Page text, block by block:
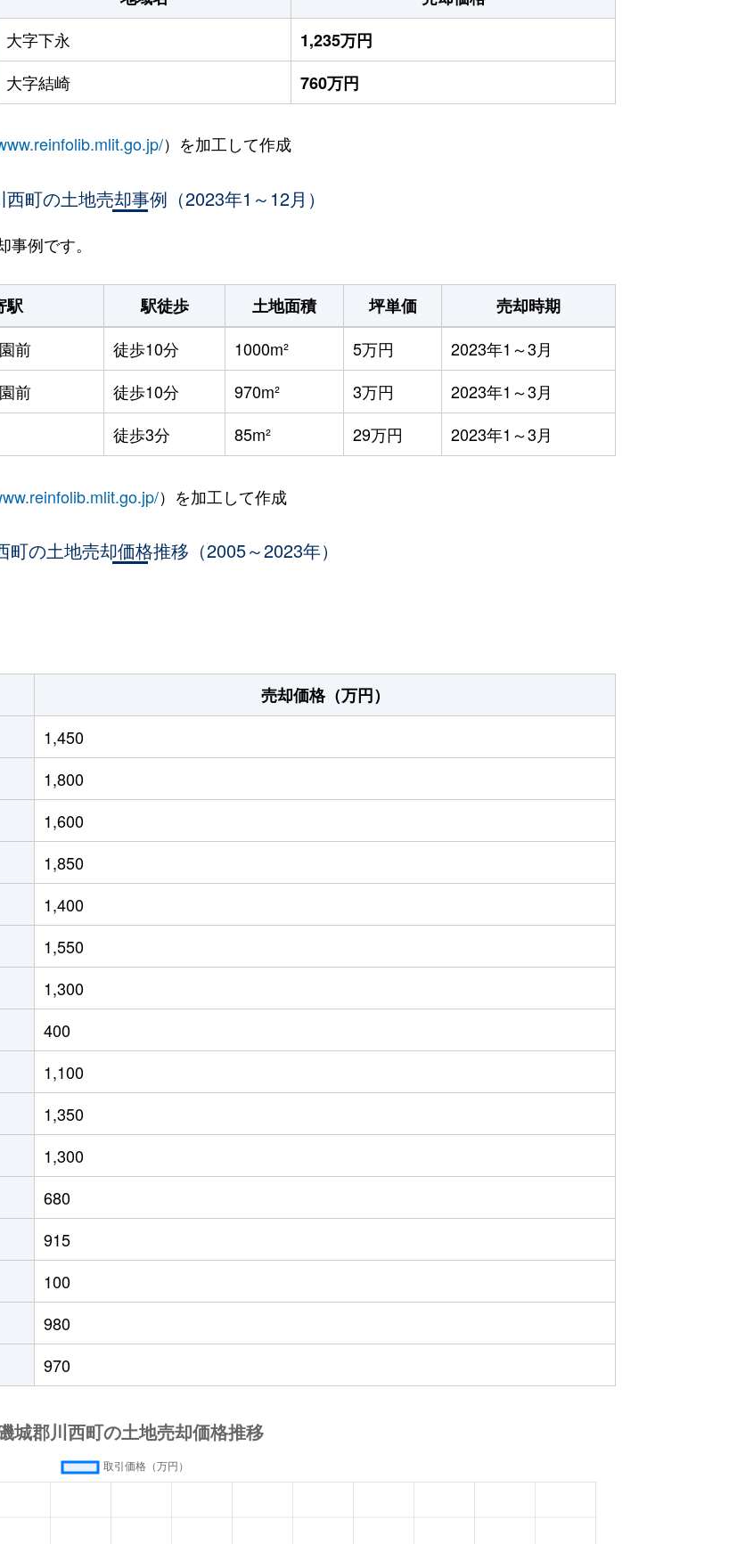
大字下永
1,235万円
大字結崎 760万円
）を加工して作成
町の土地売却事例（2023年1～12月）
例です。
駅 駅徒歩 土地面積 坪単価
売却時期
前 徒歩10分 1000m² 5万円
2023年1～3月
前 徒歩10分 970m² 3万円
2023年1～3月
徒歩3分 85m² 29万円 2023年1～3月
）を加工して作成
町の土地売却価格推移（2005～2023年）
売却価格（万円）
1,450
1,800
1,600
1,850
1,400
1,550
1,300
400
1,100
1,350
1,300
680
915
100
980
970